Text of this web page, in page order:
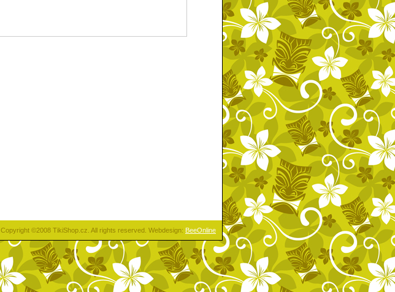
Copyright ©2008 TikiShop.cz. All rights reserved. Webdesign: BeeOnline